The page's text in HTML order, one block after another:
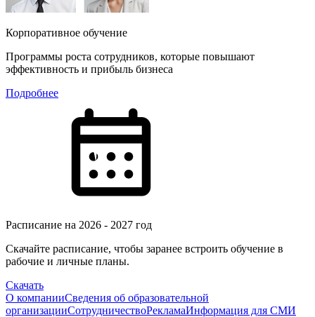
Корпоративное обучение
Программы роста сотрудников, которые повышают
эффективность и прибыль бизнеса
Подробнее
Расписание на 2026 - 2027 год
Скачайте расписание, чтобы заранее встроить обучение в
рабочие и личные планы.
Скачать
О компанииСведения об образовательной
организацииСотрудничествоРекламаИнформация для СМИ